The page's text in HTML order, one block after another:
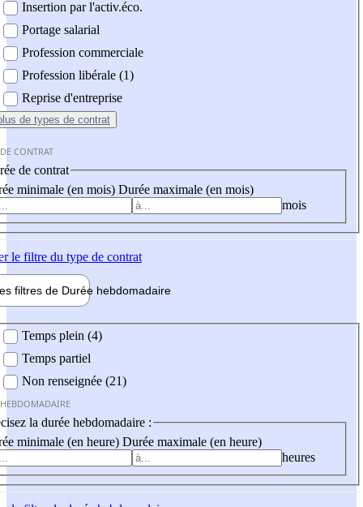
Insertion par l'activ.éco.
Portage salarial
Profession commerciale
Profession libérale (1)
Reprise d'entreprise
de types de contrat
CONTRAT
de contrat
minimale (en mois) Durée maximale (en mois)
mois
le filtre du type de contrat
filtres de Durée hebdomadaire
Temps plein (4)
Temps partiel
Non renseignée (21)
la durée hebdomadaire :
minimale (en heure) Durée maximale (en heure)
heures